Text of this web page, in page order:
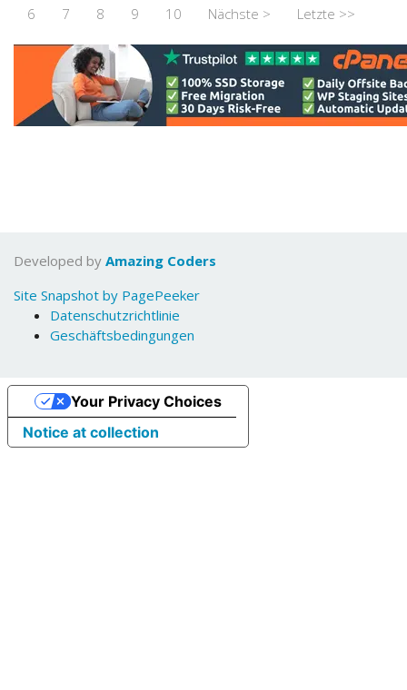
6
7 8 9 10 Nächste > Letzte >>
Developed by Amazing Coders
Site Snapshot by PagePeeker
Datenschutzrichtlinie
Geschäftsbedingungen
Notice at collection
Your Privacy Choices